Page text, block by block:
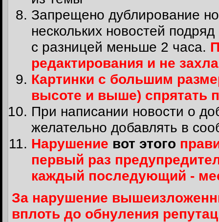
Запрещено дублирование
нескольких новостей
с разницей меньше 2 часа.
редактирования и не
Картинки с большим
высоте и выше) спрятать
При написании новости о
желательно добавлять в
Нарушение вот этого
первый раз
каждый последующий -
За нарушение
вплоть до обнуления